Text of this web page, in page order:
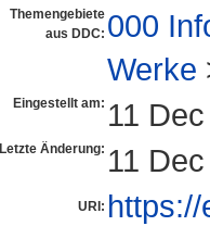
Themengebiete
aus DDC: 000
Werke
Eingestellt am: 11
Letzte Änderung: 11
URI: